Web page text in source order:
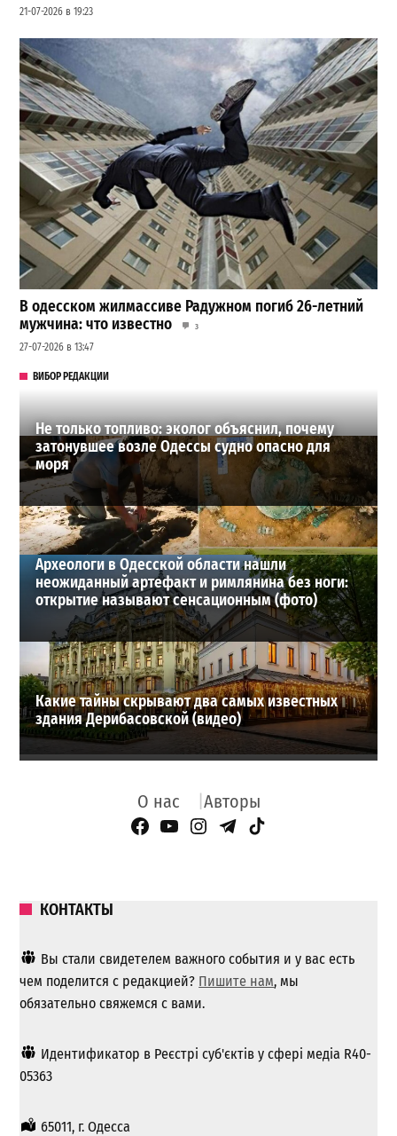
21-07-2026 в 19:23
В одесском жилмассиве Радужном погиб 26-летний
мужчина: что известно
3
27-07-2026 в 13:47
ВИБОР РЕДАКЦИИ
Не только топливо: эколог объяснил, почему
затонувшее возле Одессы судно опасно для
моря
Археологи в Одесской области нашли
неожиданный артефакт и римлянина без ноги:
открытие называют сенсационным (фото)
Какие тайны скрывают два самых известных
здания Дерибасовской (видео)
О нас Авторы
Facebook Page
YouTube
Instagram
Telegram
TikTok
КОНТАКТЫ
Вы стали свидетелем важного события и у вас есть
чем поделится с редакцией? Пишите нам, мы
обязательно свяжемся с вами.
Идентификатор в Реєстрі суб'єктів у сфері медіа R40-
05363
65011, г. Одесса